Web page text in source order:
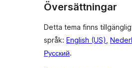
Översättningar
Detta tema finns
språk: English (US)
Русский.